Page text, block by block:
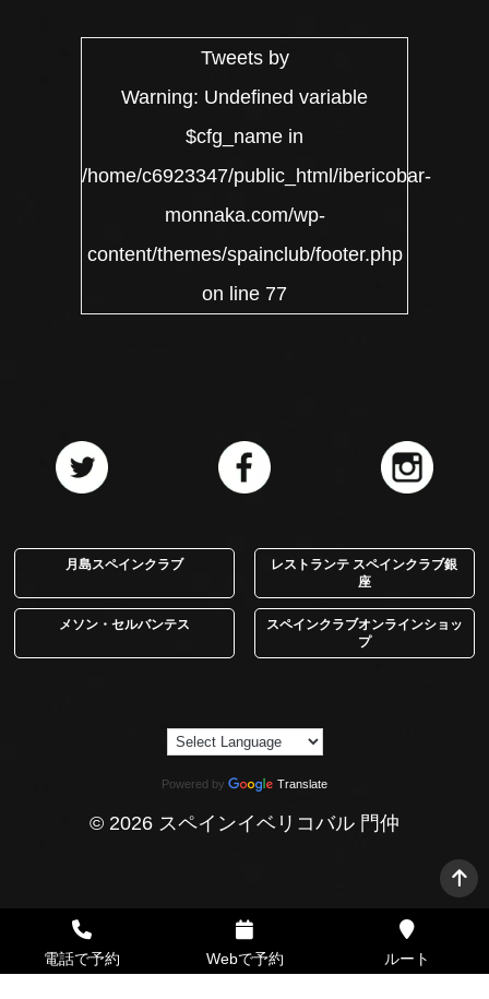
Tweets by
Warning: Undefined variable
$cfg_name in
/home/c6923347/public_html/ibericobar-
monnaka.com/wp-
content/themes/spainclub/footer.php
on line 77
月島スペインクラブ
レストランテ スペインクラブ銀
座
メソン・セルバンテス
スペインクラブオンラインショッ
プ
Powered by Translate
© 2026 スペインイベリコバル 門仲
電話で予約 Webで予約 ルート